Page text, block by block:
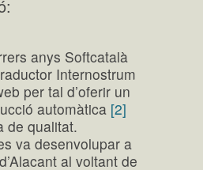
anys Softcatalà
Internostrum
per tal d’oferir un
automàtica [2]
de qualitat.
va desenvolupar a
al voltant de